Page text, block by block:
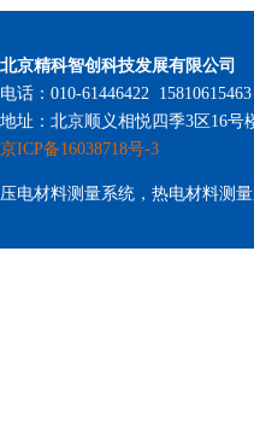
北京精科智创科技发展有限公司
电话：010-61446422
地址：北京顺义相悦四季3区16号
京ICP备16038718号-3
压电材料测量系统，热电材料测